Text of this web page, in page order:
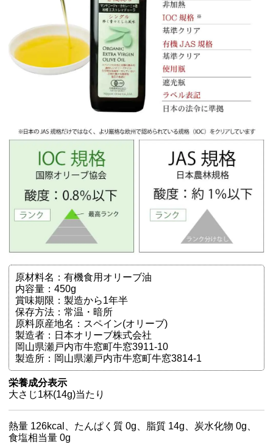
原材料名：有機食用オリーブ油
内容量：450g
賞味期限：製造から1年半
保存方法：常温・暗所
原料原産地名：スペイン(オリーブ)
製造者：日本オリーブ株式会社
岡山県瀬戸内市牛窓町牛窓3911-10
製造所：岡山県瀬戸内市牛窓町牛窓3814-1
栄養成分表示
大さじ1杯(14g)当たり
熱量 126kcal、たんぱく質 0g、脂質 14g、炭水化物 0g、
食塩相当量 0g